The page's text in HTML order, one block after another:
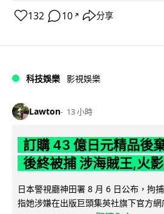
132 10 ↗ 分享
科技娛樂 影視娛樂
Lawton 13 小時
訂購 43 億日元精品後
後終被捕 涉海賊王,火
日本警視廳神田署 8 月 6 日公布，拘
指她涉嫌在出版巨頭集英社旗下官方網